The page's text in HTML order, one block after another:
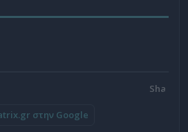
στην Google